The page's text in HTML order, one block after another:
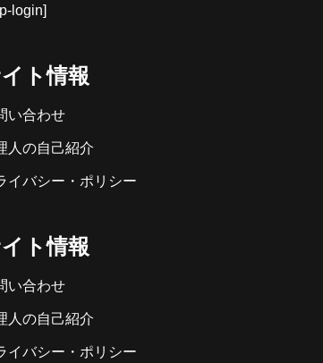
login]
ト情報
い合わせ
人の自己紹介
イバシー・ポリシー
ト情報
い合わせ
人の自己紹介
イバシー・ポリシー